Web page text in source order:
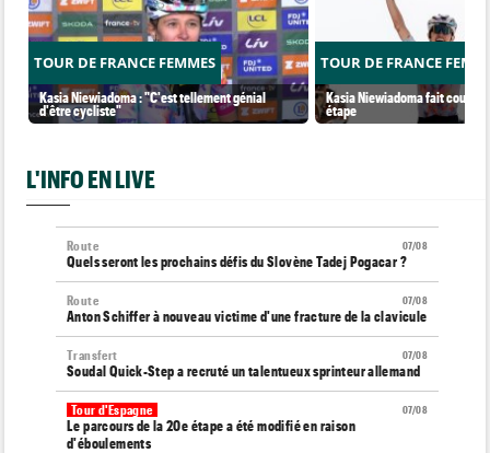
TOUR DE FRANCE FEMMES
Kasia Niewiadoma : "C'est tellement génial
d'être cycliste"
TOUR DE FRANCE
Kasia Niewiadoma fait coup
étape
L'INFO EN LIVE
07/08
Route
Quels seront les prochains défis du Slovène Tadej Pogacar ?
07/08
Route
Anton Schiffer à nouveau victime d'une fracture de la clavicule
07/08
Transfert
Soudal Quick-Step a recruté un talentueux sprinteur allemand
07/08
Tour d'Espagne
Le parcours de la 20e étape a été modifié en raison
d'éboulements